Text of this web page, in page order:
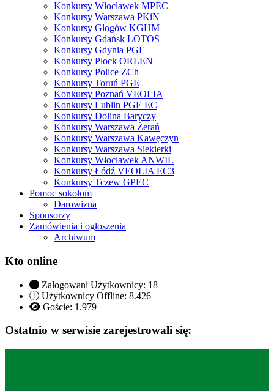
Konkursy Włocławek MPEC
Konkursy Warszawa PKiN
Konkursy Głogów KGHM
Konkursy Gdańsk LOTOS
Konkursy Gdynia PGE
Konkursy Płock ORLEN
Konkursy Police ZCh
Konkursy Toruń PGE
Konkursy Poznań VEOLIA
Konkursy Lublin PGE EC
Konkursy Dolina Baryczy
Konkursy Warszawa Żerań
Konkursy Warszawa Kawęczyn
Konkursy Warszawa Siekierki
Konkursy Włocławek ANWIL
Konkursy Łódź VEOLIA EC3
Konkursy Tczew GPEC
Pomoc sokołom
Darowizna
Sponsorzy
Zamówienia i ogłoszenia
Archiwum
Kto online
Zalogowani Użytkownicy: 18
Użytkownicy Offline: 8.426
Goście: 1.979
Ostatnio w serwisie zarejestrowali się: